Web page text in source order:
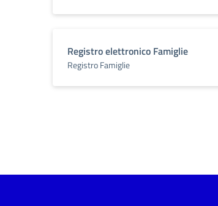
Registro elettronico Famiglie
Registro Famiglie